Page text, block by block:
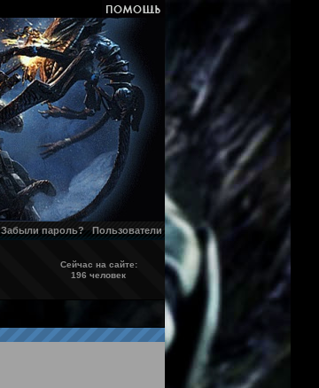
Забыли пароль? Пользователи
Сейчас на сайте:
196 человек